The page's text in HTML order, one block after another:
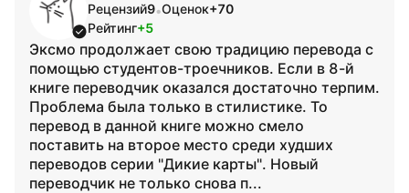
Рецензий9•Оценок+70
Рейтинг+5
Эксмо продолжает свою традицию перевода с
помощью студентов-троечников. Если в 8-й
книге переводчик оказался достаточно терпим.
Проблема была только в стилистике. То
перевод в данной книге можно смело
поставить на второе место среди худших
переводов серии "Дикие карты". Новый
переводчик не только снова п...